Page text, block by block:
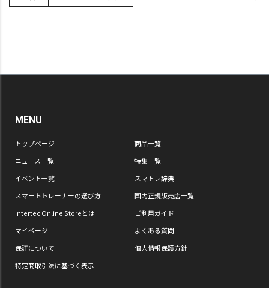
MENU
トップページ
商品一覧
ニュース一覧
特集一覧
イベント一覧
スマトレ辞典
スマートトレーナーの選び方
国内正規販売店一覧
Intertec Online Storeとは
ご利用ガイド
マイページ
よくある質問
保証について
個人情報保護方針
特定商取引法に基づく表示